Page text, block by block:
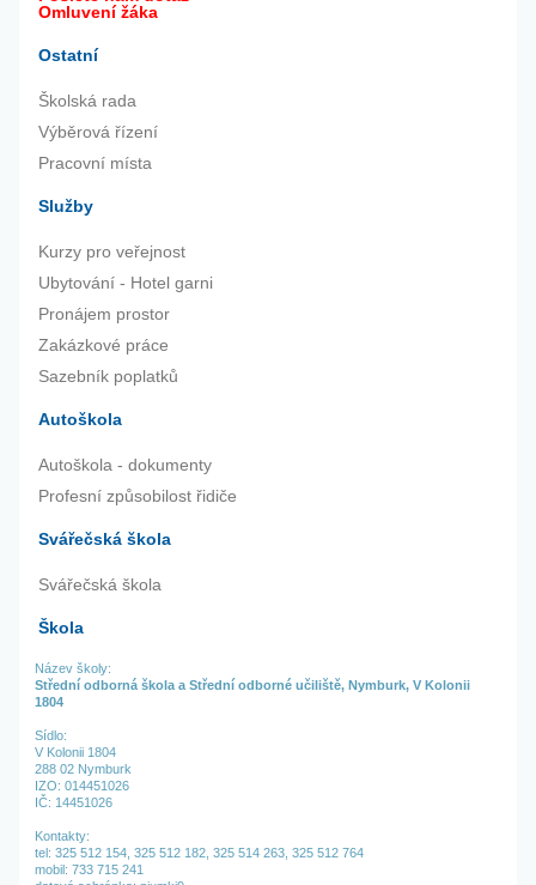
Omluvení žáka
Ostatní
Školská rada
Výběrová řízení
Pracovní místa
Služby
Kurzy pro veřejnost
Ubytování - Hotel garni
Pronájem prostor
Zakázkové práce
Sazebník poplatků
Autoškola
Autoškola - dokumenty
Profesní způsobilost řidiče
Svářečská škola
Svářečská škola
Škola
Název školy:
Střední odborná škola a Střední odborné učiliště, Nymburk, V Kolonii
1804
Sídlo:
V Kolonii 1804
288 02 Nymburk
IZO: 014451026
IČ: 14451026
Kontakty:
tel: 325 512 154, 325 512 182, 325 514 263, 325 512 764
mobil: 733 715 241